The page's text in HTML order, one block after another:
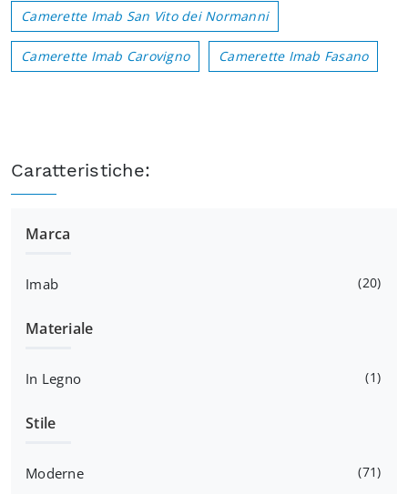
Camerette Imab San Vito dei Normanni
Camerette Imab Carovigno Camerette Imab Fasano
Caratteristiche:
Marca
Imab 20
Materiale
In Legno 1
Stile
Moderne 71